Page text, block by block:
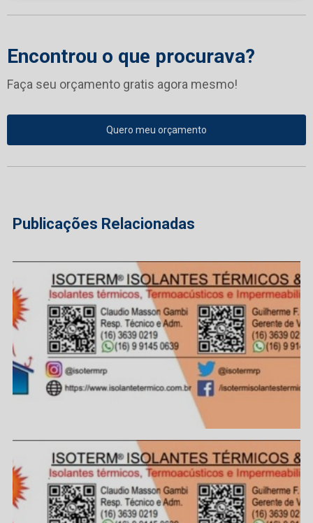
Encontrou o que procurava?
Faça seu orçamento gratis agora mesmo!
Quero meu orçamento
Publicações Relacionadas